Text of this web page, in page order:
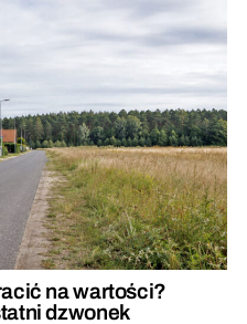
na wartości?
dzwonek